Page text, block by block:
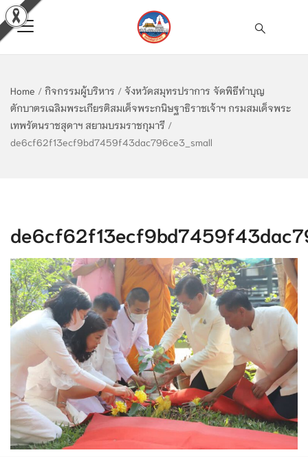
Home / กิจกรรมผู้บริหาร / จังหวัดสมุทรปราการ จัดพิธีทำบุญ
ตักบาตรเฉลิมพระเกียรติสมเด็จพระกนิษฐาธิราชเจ้าฯ กรมสมเด็จพระ
เทพรัตนราชสุดาฯ สยามบรมราชกุมารี /
de6cf62f13ecf9bd7459f43dac796ce3_small